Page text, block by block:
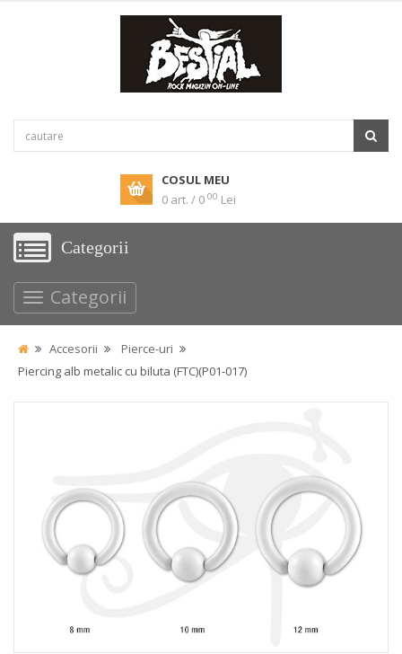
COSUL MEU
0 art. / 0 00 Lei
Categorii
Categorii
Accesorii
Pierce-uri
Piercing alb metalic cu biluta (FTC)(P01-017)